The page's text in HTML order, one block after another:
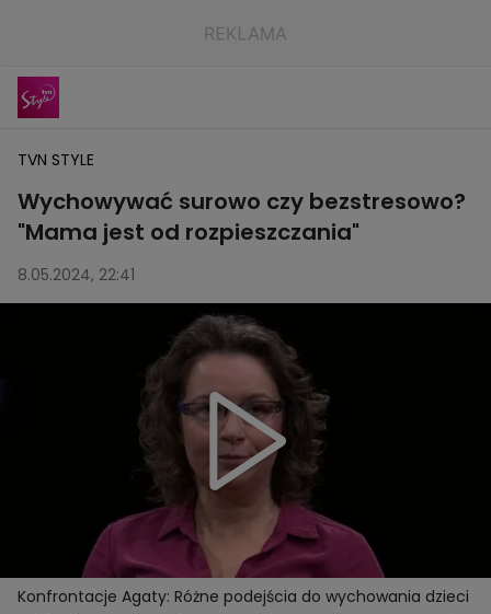
TVN STYLE
Wychowywać surowo czy bezstresowo?
"Mama jest od rozpieszczania"
8.05.2024, 22:41
Konfrontacje Agaty: Różne podejścia do wychowania dzieci